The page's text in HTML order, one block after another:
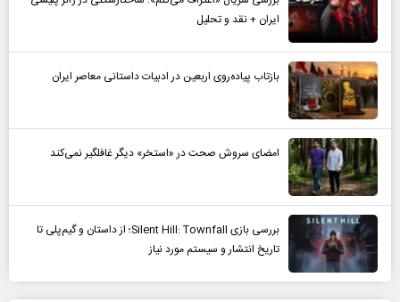
ایران + نقد و تحلیل
بازتاب پیاده‌روی اربعین در ادبیات داستانی معاصر ایران
امضای سروش صحت در «استخر» دیگر غافلگیر نمی‌کند
بررسی بازی Silent Hill: Townfall؛ از داستان و گیم‌پلی تا
تاریخ انتشار و سیستم مورد نیاز